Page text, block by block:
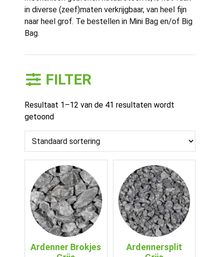
in diverse (zeef)maten verkrijgbaar, van heel fijn
naar heel grof. Te bestellen in Mini Bag en/of Big
Bag.
FILTER
Resultaat 1–12 van de 41 resultaten wordt
getoond
Ardenner Brokjes
Ardennersplit